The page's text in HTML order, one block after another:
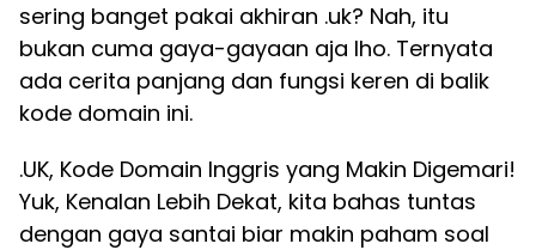
sering banget pakai akhiran .uk? Nah, itu
bukan cuma gaya-gayaan aja lho. Ternyata
ada cerita panjang dan fungsi keren di balik
kode domain ini.
.UK, Kode Domain Inggris yang Makin Digemari!
Yuk, Kenalan Lebih Dekat, kita bahas tuntas
dengan gaya santai biar makin paham soal